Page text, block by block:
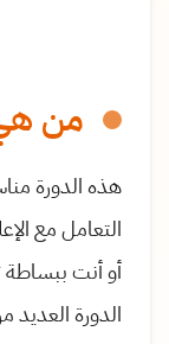
من
هذه الدورة
التعامل مع
أو أنت
الدورة